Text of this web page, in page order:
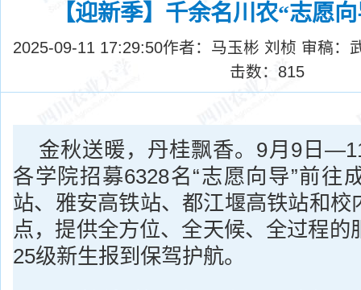
【迎新季】千余名川农“志愿
2025-09-11 17:29:50作者：马玉彬 刘桢 审稿：
击数： 815
金秋送暖，丹桂飘香。9月9日
各学院招募6328名“志愿向导”前往
站、雅安高铁站、都江堰高铁站和校
点，提供全方位、全天候、全过程的
25级新生报到保驾护航。